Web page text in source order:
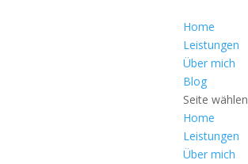
Home
Leistungen
Über mich
Blog
Seite wählen
Home
Leistungen
Über mich